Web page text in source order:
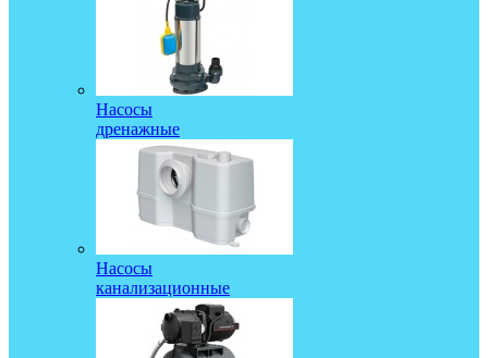
Насосы
дренажные
Насосы
канализационные